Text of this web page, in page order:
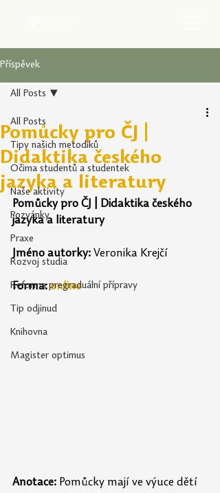
Příspěvek
All Posts
Tipy našich metodiků
Očima studentů a studentek
Naše aktivity
Pozvánky
Praxe
Rozvoj studia
Reforma pregraduální přípravy
Tip odjinud
Knihovna
Magister optimus
All Posts
Pomůcky pro ČJ |
Didaktika českého
jazyka a literatury
Pomůcky pro ČJ | Didaktika českého
jazyka a literatury
Jméno autorky: Veronika Krejčí
Forma: online
Anotace: Pomůcky mají ve výuce dětí